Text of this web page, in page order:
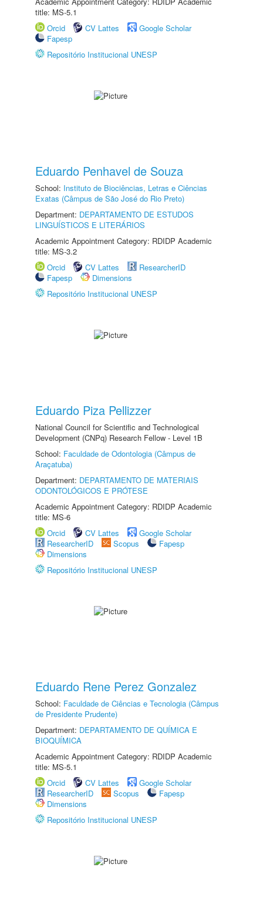
title: MS-5.1
Orcid
CV Lattes
Google Scholar
Fapesp
Repositório Institucional UNESP
Eduardo Penhavel de Souza
School: Instituto de Biociências, Letras e Ciências
Exatas (Câmpus de São José do Rio Preto)
Department: DEPARTAMENTO DE ESTUDOS
LINGUÍSTICOS E LITERÁRIOS
Academic Appointment Category: RDIDP Academic
title: MS-3.2
Orcid
CV Lattes
ResearcherID
Fapesp
Dimensions
Repositório Institucional UNESP
Eduardo Piza Pellizzer
National Council for Scientific and Technological
Development (CNPq) Research Fellow - Level 1B
School: Faculdade de Odontologia (Câmpus de
Araçatuba)
Department: DEPARTAMENTO DE MATERIAIS
ODONTOLÓGICOS E PRÓTESE
Academic Appointment Category: RDIDP Academic
title: MS-6
Orcid
CV Lattes
Google Scholar
ResearcherID
Scopus
Fapesp
Dimensions
Repositório Institucional UNESP
Eduardo Rene Perez Gonzalez
School: Faculdade de Ciências e Tecnologia (Câmpus
de Presidente Prudente)
Department: DEPARTAMENTO DE QUÍMICA E
BIOQUÍMICA
Academic Appointment Category: RDIDP Academic
title: MS-5.1
Orcid
CV Lattes
Google Scholar
ResearcherID
Scopus
Fapesp
Dimensions
Repositório Institucional UNESP